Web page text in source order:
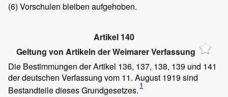
(6) Vorschulen bleiben aufgehoben.
Artikel 140
Geltung von Artikeln der Weimarer Verfassung
Die Bestimmungen der Artikel 136, 137, 138, 139 und 141
der deutschen Verfassung vom 11. August 1919 sind
Bestandteile dieses Grundgesetzes. 1